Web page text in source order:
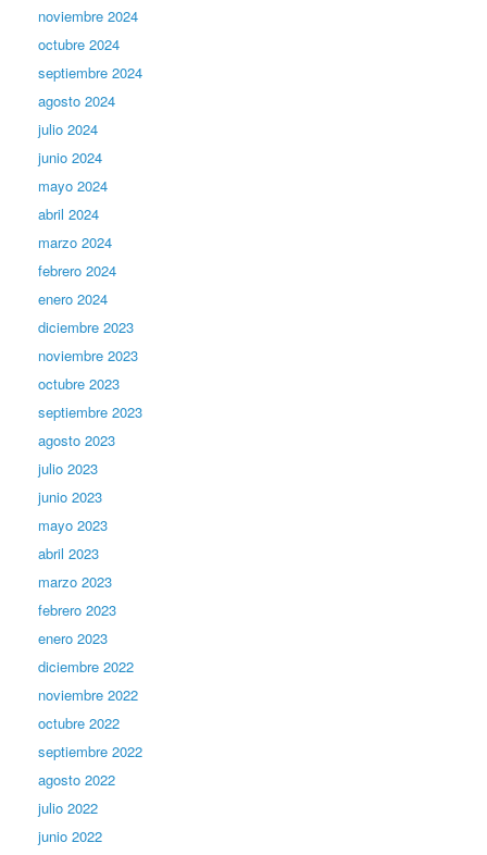
noviembre 2024
octubre 2024
septiembre 2024
agosto 2024
julio 2024
junio 2024
mayo 2024
abril 2024
marzo 2024
febrero 2024
enero 2024
diciembre 2023
noviembre 2023
octubre 2023
septiembre 2023
agosto 2023
julio 2023
junio 2023
mayo 2023
abril 2023
marzo 2023
febrero 2023
enero 2023
diciembre 2022
noviembre 2022
octubre 2022
septiembre 2022
agosto 2022
julio 2022
junio 2022